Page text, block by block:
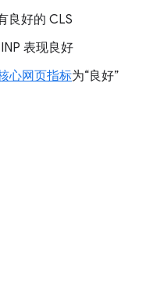
良好的 CLS
表现良好
心网页指标为“良好”